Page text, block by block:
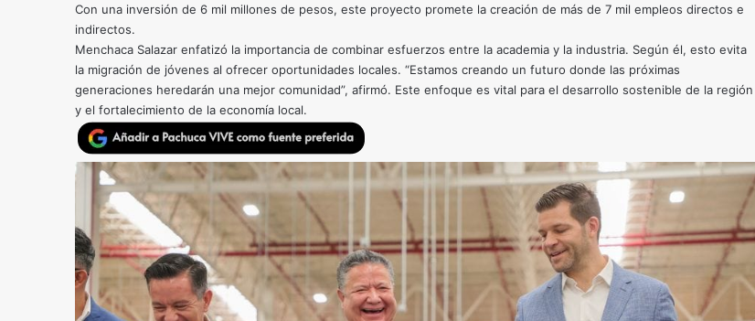
Con una inversión de 6 mil millones de pesos, este proyecto promete la creación de más de 7 mil empleos directos e
indirectos.
Menchaca Salazar enfatizó la importancia de combinar esfuerzos entre la academia y la industria. Según él, esto evita
la migración de jóvenes al ofrecer oportunidades locales. “Estamos creando un futuro donde las próximas
generaciones heredarán una mejor comunidad”, afirmó. Este enfoque es vital para el desarrollo sostenible de la región
y el fortalecimiento de la economía local.